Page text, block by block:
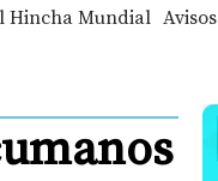
Hincha Mundial Avisos